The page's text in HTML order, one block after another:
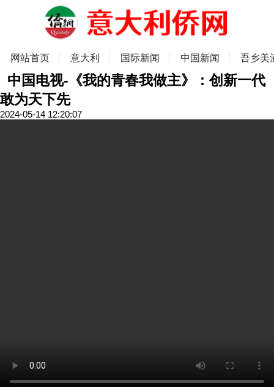
网站首页 意大利 国际新闻 中国新闻 吾乡美
中国电视-《我的青春我做主》：创新一代
敢为天下先
2024-05-14 12:20:07